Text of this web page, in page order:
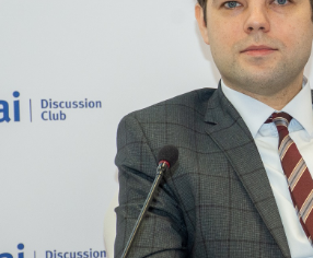
Буквально на днях,
группа экспертов
экономике изменения
парниковых газов.